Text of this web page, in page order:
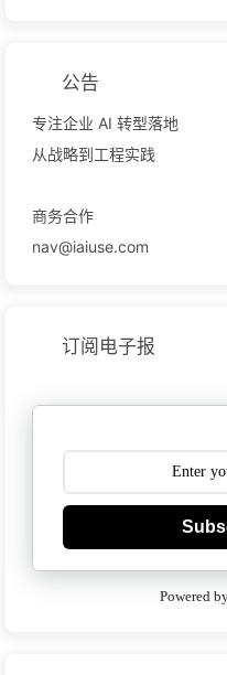
公告
专注企业 AI 转型落地
从战略到工程实践
商务合作
nav@iaiuse.com
订阅电子报
Powered